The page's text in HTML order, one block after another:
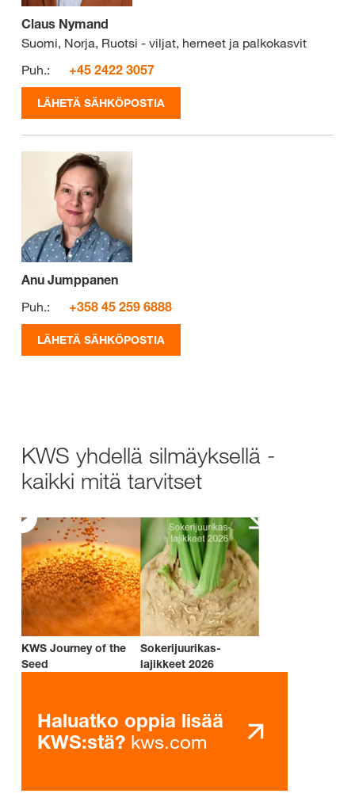
Claus Nymand
Suomi, Norja, Ruotsi - viljat, herneet ja palkokasvit
Puh.:
+45 2422 3057
LÄHETÄ SÄHKÖPOSTIA
Anu Jumppanen
Puh.:
+358 45 259 6888
LÄHETÄ SÄHKÖPOSTIA
KWS yhdellä silmäyksellä -
kaikki mitä tarvitset
KWS Journey of the
Seed
Sokerijuurikas-
lajikkeet 2026
Haluatko oppia lisää
KWS:stä? kws.com